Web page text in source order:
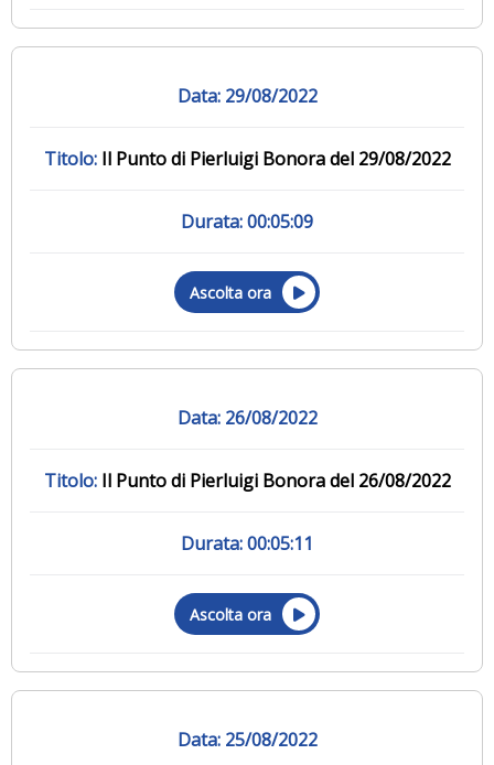
29/08/2022
Il Punto di Pierluigi Bonora del 29/08/2022
00:05:09
Ascolta ora
26/08/2022
Il Punto di Pierluigi Bonora del 26/08/2022
00:05:11
Ascolta ora
25/08/2022